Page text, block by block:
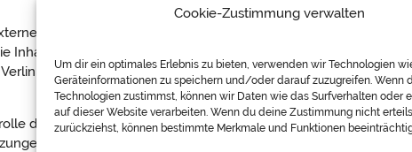
Cookie-Zustimmung verwalten
Um dir ein optimales Erlebnis zu bieten, verwenden wir Technologien
Geräteinformationen zu speichern und/oder darauf zuzugreifen. Wenn
Technologien zustimmst, können wir Daten wie das Surfverhalten oder
auf dieser Website verarbeiten. Wenn du deine Zustimmung nicht
zurückziehst, können bestimmte Merkmale und Funktionen
Websites Dritter, auf deren Inhalte wir keinen Einfluss
Inhalte der verlinkten Seiten ist stets der jeweilige Anbieter
auf mögliche Rechtsverstöße überprüft.
der verlinkten Seiten ist jedoch ohne konkrete
werden wir derartige Links umgehend entfernen.